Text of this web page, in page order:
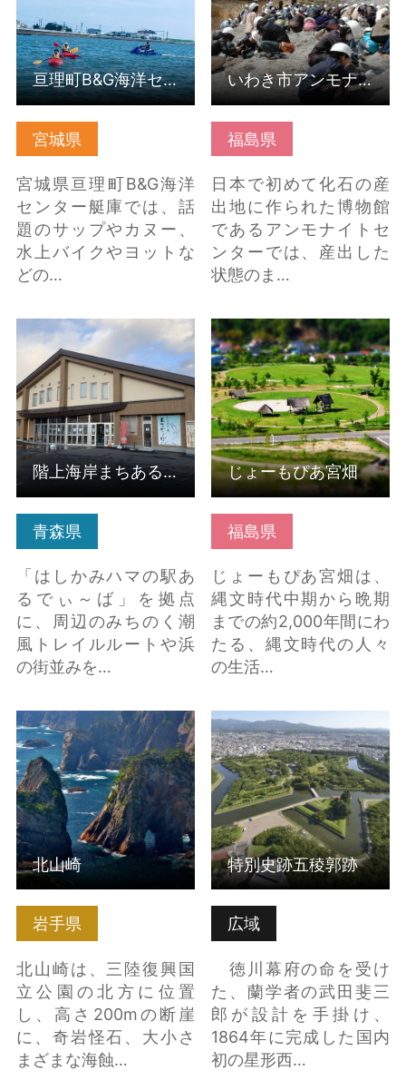
宮城県
宮城県亘理町B&G海洋
センター艇庫では、話
題のサップやカヌー、
水上バイクやヨットな
どの…
亘理町B&G海洋センター艇庫
福島県
日本で初めて化石の産
出地に作られた博物館
であるアンモナイトセ
ンターでは、産出した
状態のま…
いわき市アンモナイトセンター
青森県
「はしかみハマの駅あ
るでぃ～ば」を拠点
に、周辺のみちのく潮
風トレイルルートや浜
の街並みを…
階上海岸まちあるき
「ハマを満喫！歩でぃ
～ばコース」 の詳細は
こちら
階上海岸まちあるき「ハマを満喫！歩でぃ～ばコース」
福島県
じょーもぴあ宮畑は、
縄文時代中期から晩期
までの約2,000年間にわ
たる、縄文時代の人々
の生活…
じょーもぴあ宮畑 の詳
細はこちら
じょーもぴあ宮畑
岩手県
北山崎は、三陸復興国
立公園の北方に位置
し、高さ200mの断崖
に、奇岩怪石、大小さ
まざまな海蝕…
北山崎 の詳細はこちら
北山崎
広域
徳川幕府の命を受け
た、蘭学者の武田斐三
郎が設計を手掛け、
1864年に完成した国内
初の星形西…
特別史跡五稜郭跡 の詳
細はこちら
特別史跡五稜郭跡